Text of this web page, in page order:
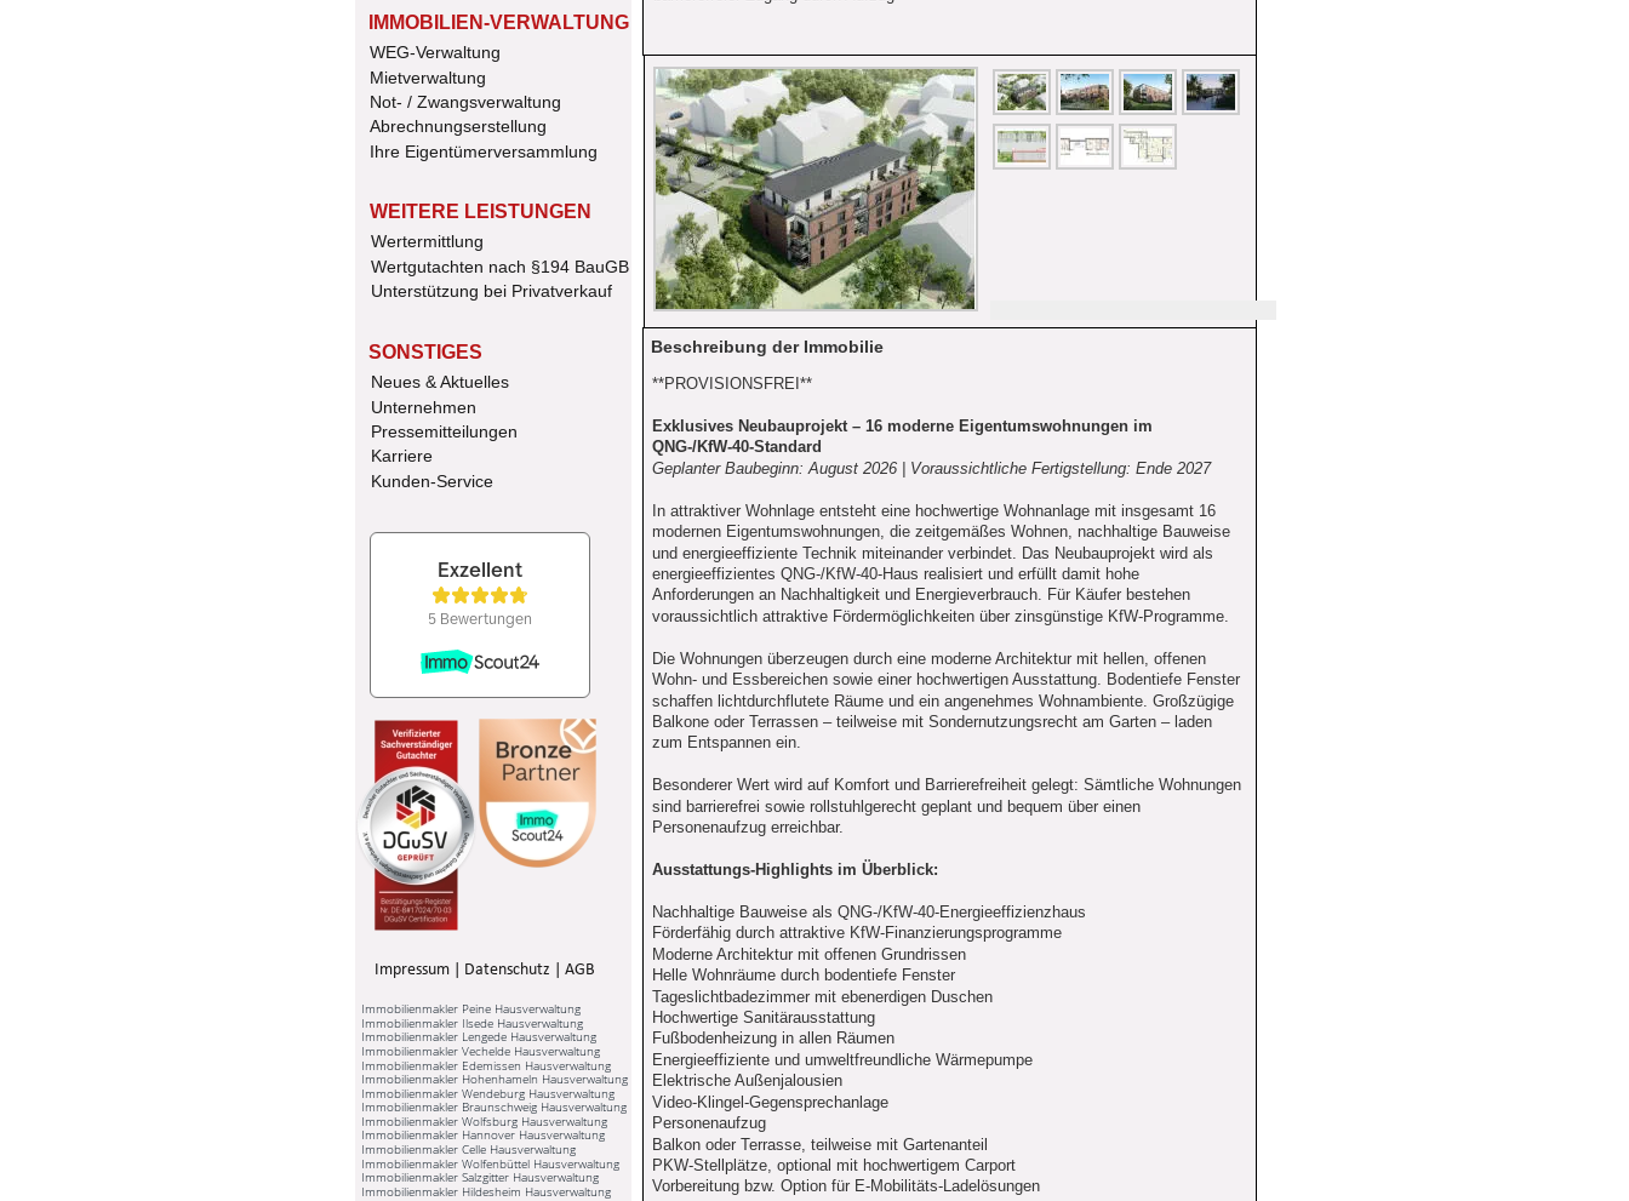
IMMOBILIEN-VERWALTUNG
WEG-Verwaltung
Mietverwaltung
Not- / Zwangsverwaltung
Abrechnungserstellung
Ihre Eigentümerversammlung
WEITERE LEISTUNGEN
Wertermittlung
Wertgutachten nach §194 BauGB
Unterstützung bei Privatverkauf
SONSTIGES
Neues & Aktuelles
Unternehmen
Pressemitteilungen
Karriere
Kunden-Service
Impressum Datenschutz AGB
Immobilienmakler Peine Hausverwaltung
Immobilienmakler Ilsede Hausverwaltung
Immobilienmakler Lengede Hausverwaltung
Immobilienmakler Vechelde Hausverwaltung
Immobilienmakler Edemissen Hausverwaltung
Immobilienmakler Hohenhameln Hausverwaltung
Immobilienmakler Wendeburg Hausverwaltung
Immobilienmakler Braunschweig Hausverwaltung
Immobilienmakler Wolfsburg Hausverwaltung
Immobilienmakler Hannover Hausverwaltung
Immobilienmakler Celle Hausverwaltung
Immobilienmakler Wolfenbüttel Hausverwaltung
Immobilienmakler Salzgitter Hausverwaltung
Immobilienmakler Hildesheim Hausverwaltung
Beschreibung der Immobilie
**PROVISIONSFREI**
Exklusives Neubauprojekt – 16 moderne Eigentumswohnungen im
QNG-/KfW-40-Standard
Geplanter Baubeginn: August 2026 | Voraussichtliche Fertigstellung: Ende 2027
In attraktiver Wohnlage entsteht eine hochwertige Wohnanlage mit insgesamt 16
modernen Eigentumswohnungen, die zeitgemäßes Wohnen, nachhaltige Bauweise
und energieeffiziente Technik miteinander verbindet. Das Neubauprojekt wird als
energieeffizientes QNG-/KfW-40-Haus realisiert und erfüllt damit hohe
Anforderungen an Nachhaltigkeit und Energieverbrauch. Für Käufer bestehen
voraussichtlich attraktive Fördermöglichkeiten über zinsgünstige KfW-Programme.
Die Wohnungen überzeugen durch eine moderne Architektur mit hellen, offenen
Wohn- und Essbereichen sowie einer hochwertigen Ausstattung. Bodentiefe Fenster
schaffen lichtdurchflutete Räume und ein angenehmes Wohnambiente. Großzügige
Balkone oder Terrassen – teilweise mit Sondernutzungsrecht am Garten – laden
zum Entspannen ein.
Besonderer Wert wird auf Komfort und Barrierefreiheit gelegt: Sämtliche Wohnungen
sind barrierefrei sowie rollstuhlgerecht geplant und bequem über einen
Personenaufzug erreichbar.
Ausstattungs-Highlights im Überblick:
Nachhaltige Bauweise als QNG-/KfW-40-Energieeffizienzhaus
Förderfähig durch attraktive KfW-Finanzierungsprogramme
Moderne Architektur mit offenen Grundrissen
Helle Wohnräume durch bodentiefe Fenster
Tageslichtbadezimmer mit ebenerdigen Duschen
Hochwertige Sanitärausstattung
Fußbodenheizung in allen Räumen
Energieeffiziente und umweltfreundliche Wärmepumpe
Elektrische Außenjalousien
Video-Klingel-Gegensprechanlage
Personenaufzug
Balkon oder Terrasse, teilweise mit Gartenanteil
PKW-Stellplätze, optional mit hochwertigem Carport
Vorbereitung bzw. Option für E-Mobilitäts-Ladelösungen